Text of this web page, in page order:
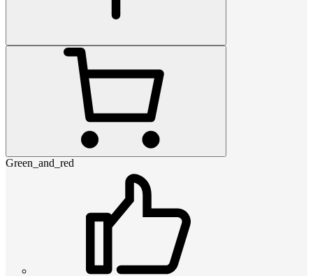
Green_and_red